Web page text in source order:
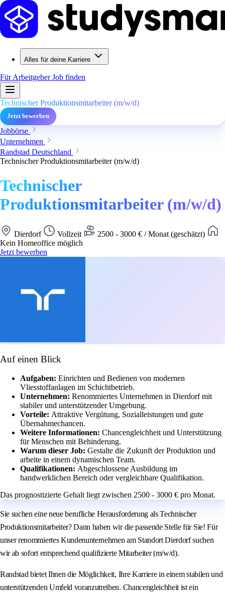
Alles für deine Karriere
Für ArbeitgeberJob finden
Technischer Produktionsmitarbeiter (m/w/d)
Jetzt bewerben
Jobbörse
Unternehmen
Randstad Deutschland
Technischer Produktionsmitarbeiter (m/w/d)
Technischer
Produktionsmitarbeiter (m/w/d)
Dierdorf Vollzeit
2500 - 3000 € / Monat (geschätzt)
Kein Homeoffice möglich
Jetzt bewerben
Auf einen Blick
Aufgaben: Einrichten und Bedienen von modernen
Vliesstoffanlagen im Schichtbetrieb.
Unternehmen: Renommiertes Unternehmen in Dierdorf mit
stabiler und unterstützender Umgebung.
Vorteile: Attraktive Vergütung, Sozialleistungen und gute
Übernahmechancen.
Weitere Informationen: Chancengleichheit und Unterstützung
für Menschen mit Behinderung.
Warum dieser Job: Gestalte die Zukunft der Produktion und
arbeite in einem dynamischen Team.
Qualifikationen: Abgeschlossene Ausbildung im
handwerklichen Bereich oder vergleichbare Qualifikation.
Das prognostizierte Gehalt liegt zwischen 2500 - 3000 € pro Monat.
Sie suchen eine neue berufliche Herausforderung als Technischer
Produktionsmitarbeiter? Dann haben wir die passende Stelle für Sie! Für
unser renommiertes Kundenunternehmen am Standort Dierdorf suchen
wir ab sofort entsprechend qualifizierte Mitarbeiter (m/w/d).
Randstad bietet Ihnen die Möglichkeit, Ihre Karriere in einem stabilen und
unterstützenden Umfeld voranzutreiben. Chancengleichheit ist ein